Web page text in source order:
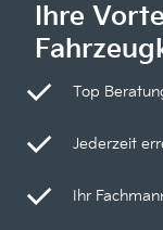
Ihre
Top
Jederzeit
Ihr